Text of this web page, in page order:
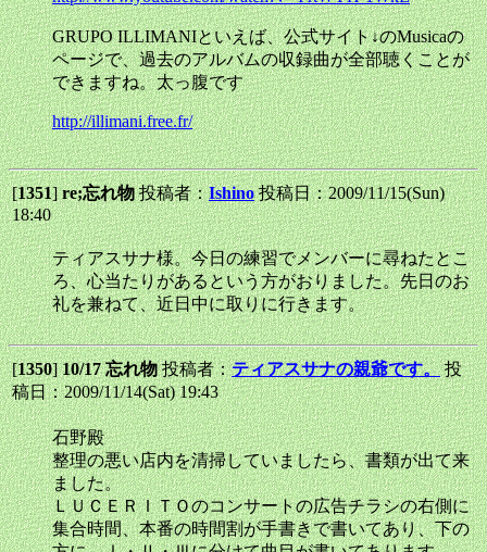
GRUPO ILLIMANIといえば、公式サイト↓のMusicaの
ページで、過去のアルバムの収録曲が全部聴くことが
できますね。太っ腹です
http://illimani.free.fr/
[1351]re;忘れ物投稿者：Ishino 投稿日：2009/11/15(Sun)
18:40
ティアスサナ様。今日の練習でメンバーに尋ねたとこ
ろ、心当たりがあるという方がおりました。先日のお
礼を兼ねて、近日中に取りに行きます。
[1350]10/17 忘れ物投稿者：ティアスサナの親爺です。 投
稿日：2009/11/14(Sat) 19:43
石野殿
整理の悪い店内を清掃していましたら、書類が出て来
ました。
ＬＵＣＥＲＩＴＯのコンサートの広告チラシの右側に
集合時間、本番の時間割が手書きで書いてあり、下の